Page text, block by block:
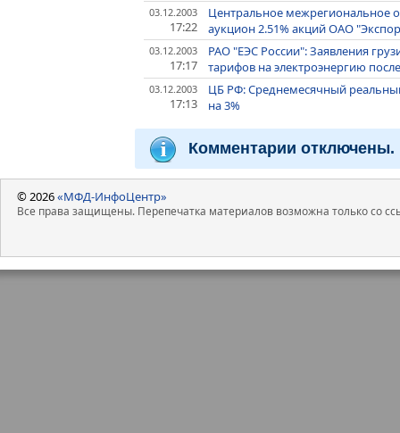
03.12.2003
17:22
Центральное межрегиональное
аукцион 2.51% акций ОАО
03.12.2003
17:17
РАО "ЕЭС России": Заявления
тарифов на электроэнергию
03.12.2003
17:13
ЦБ РФ: Среднемесячный
на 3%
Комментарии отключены.
© 2026«МФД-ИнфоЦентр»
Все права защищены. Перепечатка материалов возможна только со